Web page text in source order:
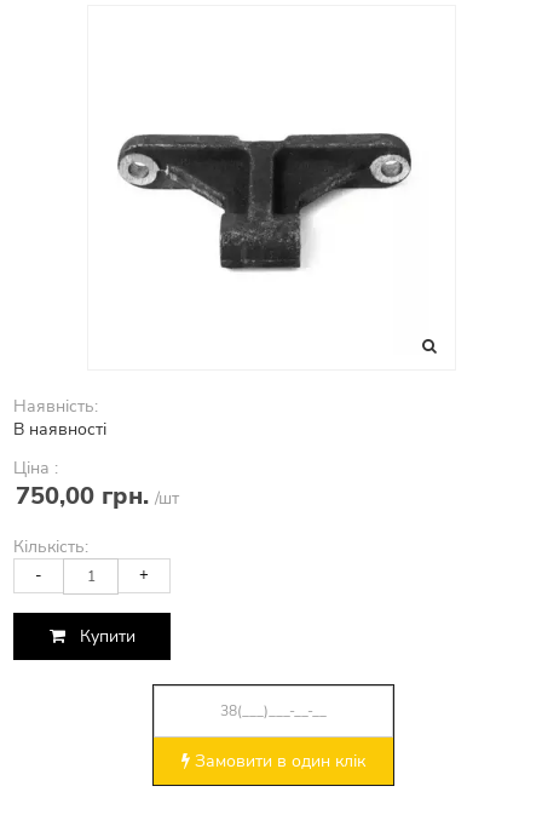
Наявність:
В наявності
Ціна :
750,00 грн. /шт
Кількість:
- +
Купити
Замовити в один клік